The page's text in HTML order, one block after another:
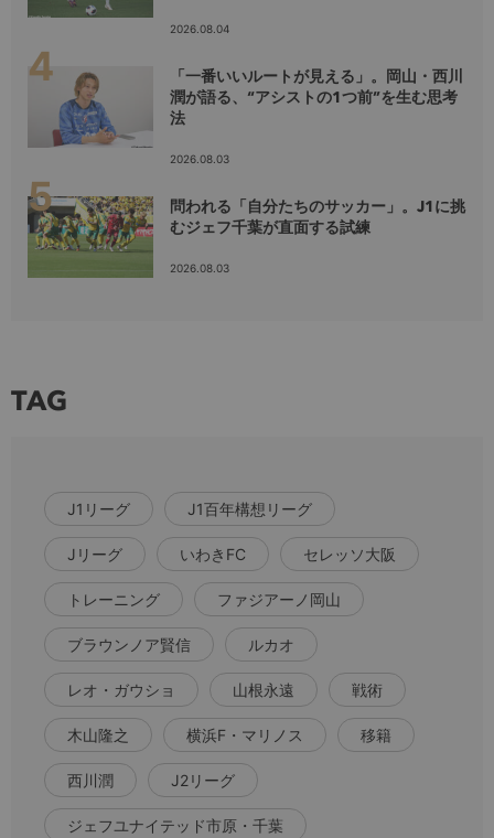
2026.08.04
「一番いいルートが見える」。岡山・西川
潤が語る、“アシストの1つ前”を生む思考
法
2026.08.03
問われる「自分たちのサッカー」。J1に挑
むジェフ千葉が直面する試練
2026.08.03
TAG
J1リーグ J1百年構想リーグ
Jリーグ いわきFC セレッソ大阪
トレーニング ファジアーノ岡山
ブラウンノア賢信 ルカオ
レオ・ガウショ 山根永遠 戦術
木山隆之 横浜F・マリノス 移籍
西川潤 J2リーグ
ジェフユナイテッド市原・千葉